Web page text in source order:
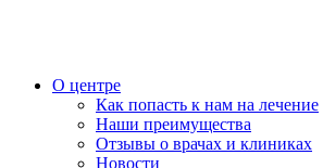
О центре
Как попасть к нам на лечение
Наши преимущества
Отзывы о врачах и клиниках
Новости